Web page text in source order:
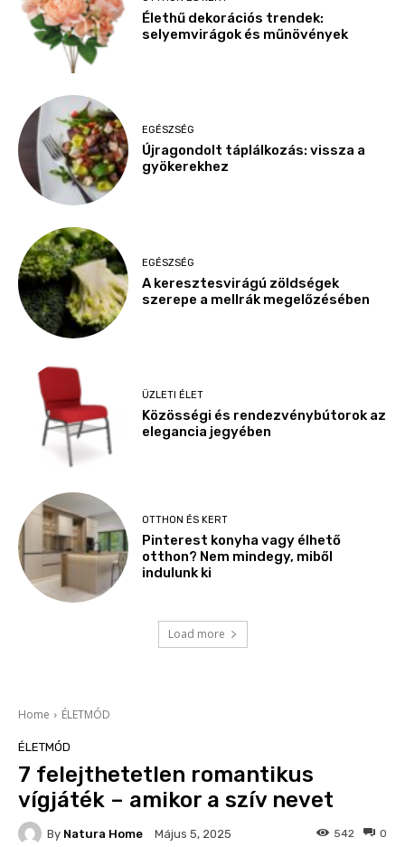
Élethű dekorációs trendek:
selyemvirágok és műnövények
EGÉSZSÉG
Újragondolt táplálkozás: vissza a
gyökerekhez
EGÉSZSÉG
A keresztesvirágú zöldségek
szerepe a mellrák megelőzésében
ÜZLETI ÉLET
Közösségi és rendezvénybútorok az
elegancia jegyében
OTTHON ÉS KERT
Pinterest konyha vagy élhető
otthon? Nem mindegy, miből
indulunk ki
Load more